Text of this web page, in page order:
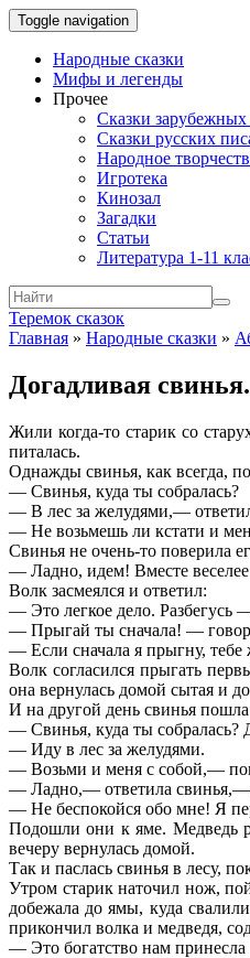
Toggle navigation
Народные сказки
Мифы и легенды
Прочее
Сказки зарубежных
Сказки русских
Народное
Игротека
Кинозал
Загадки
Статьи
Литература 1-11
Теремок сказок
Главная » Народные сказки »
Догадливая свинья.
Жили когда-то старик со
питалась.
Однажды свинья, как всегда,
— Свинья, куда ты собралась?
— В лес за желудями,—
— Не возьмешь ли кстати и
Свинья не очень-то поверила
— Ладно, идем! Вместе
Волк засмеялся и ответил:
— Это легкое дело. Разбегусь
— Прыгай ты сначала! —
— Если сначала я прыгну,
Волк согласился прыгать
она вернулась домой сытая и
И на другой день свинья пошла
— Свинья, куда ты собралась?
— Иду в лес за желудями.
— Возьми и меня с собой,—
— Ладно,— ответила свинья,—
— Не беспокойся обо мне! Я
Подошли они к яме. Медведь
вечеру вернулась домой.
Так и паслась свинья в лесу,
Утром старик наточил нож,
добежала до ямы, куда
прикончил волка и медведя,
— Это богатство нам